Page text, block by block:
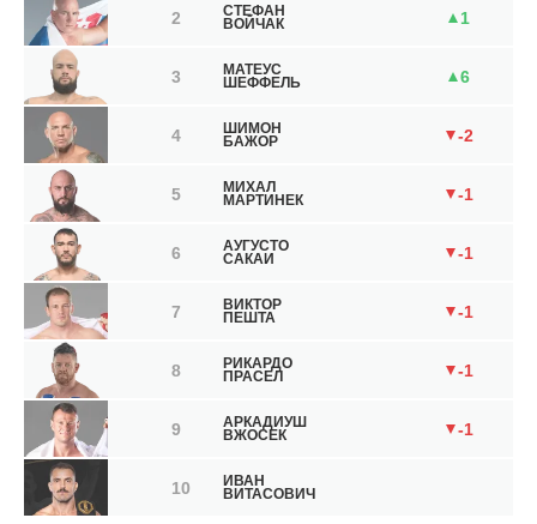
Легкий вес
Полулегкий вес
Легчайший вес
2 СТЕФАН
ВОЙЧАК 1
3 МАТЕУС
ШЕФФЕЛЬ 6
4 ШИМОН
БАЖОР -2
5 МИХАЛ
МАРТИНЕК -1
6 АУГУСТО
САКАИ -1
7 ВИКТОР
ПЕШТА -1
8 РИКАРДО
ПРАСЕЛ -1
9 АРКАДИУШ
ВЖОСЕК -1
10 ИВАН
ВИТАСОВИЧ